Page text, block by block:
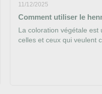
11/12/2025
Comment utiliser le
La coloration végétale
celles et ceux qui veulent